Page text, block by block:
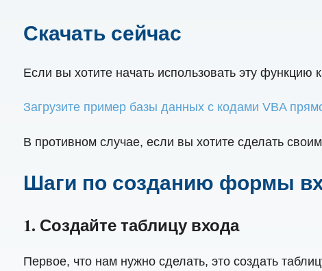
Скачать сейчас
Если вы хотите начать использовать эту функцию
Загрузите пример базы данных с кодами VBA
В противном случае, если вы хотите сделать
Шаги по созданию формы
1. Создайте таблицу входа
Первое, что нам нужно сделать, это создать